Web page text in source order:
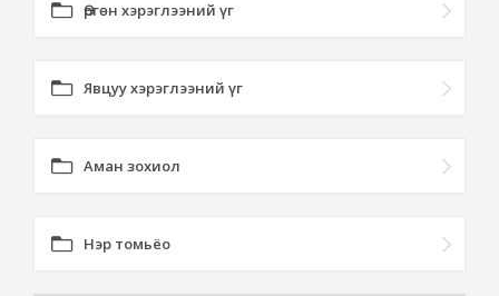
Өргөн хэрэглээний үг
Явцуу хэрэглээний үг
Аман зохиол
Нэр томьёо